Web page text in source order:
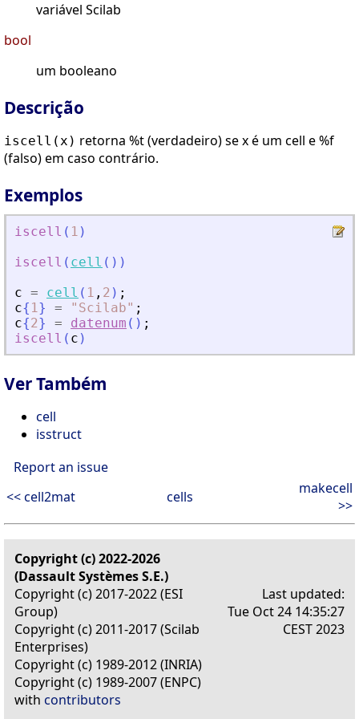
variável Scilab
bool
um booleano
Descrição
iscell(x) retorna %t (verdadeiro) se x é um cell e %f
(falso) em caso contrário.
Exemplos
iscell ( 1 )
iscell ( cell ( ) )
c = cell ( 1 , 2 ) ;
c{ 1} = " Scilab" ;
c{2} = datenum ( ) ;
iscell ( c )
Ver Também
cell
isstruct
Report an issue
<< cell2mat
cells
makecell
>>
Copyright (c) 2022-2026
(Dassault Systèmes S.E.)
Copyright (c) 2017-2022 (ESI
Group)
Copyright (c) 2011-2017 (Scilab
Enterprises)
Copyright (c) 1989-2012 (INRIA)
Copyright (c) 1989-2007 (ENPC)
with contributors
Last updated:
Tue Oct 24 14:35:27
CEST 2023